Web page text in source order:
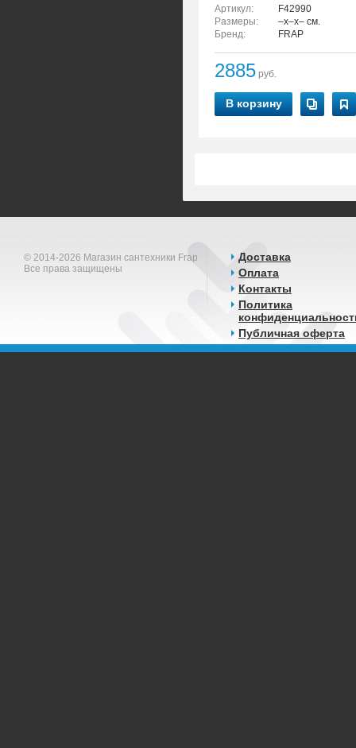
Артикул:
F42990
Размеры:
–x–x– см.
Бренд:
FRAP
2885 руб.
В корзину
© 2014-2026 Магазин сантехники Frap
Все права защищены
Доставка
Оплата
Контакты
Политика
Публичная оферта